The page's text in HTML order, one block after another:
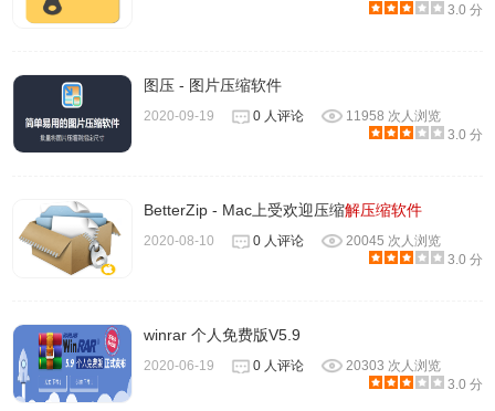
3.0 分
图压 - 图片压缩软件
2020-09-19 0 人评论
11958 次人浏览
3.0 分
BetterZip - Mac上受欢迎压缩解压缩软件
2020-08-10 0 人评论
20045 次人浏览
3.0 分
winrar 个人免费版V5.9
2020-06-19 0 人评论
20303 次人浏览
3.0 分